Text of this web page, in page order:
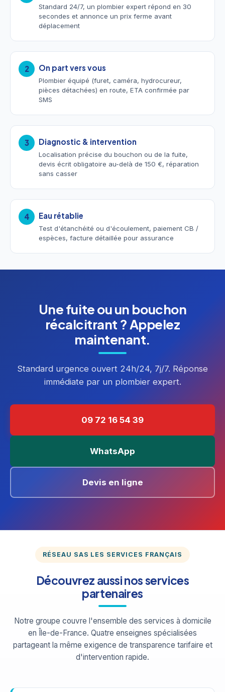
Standard 24/7, un plombier expert répond en 30
secondes et annonce un prix ferme avant
déplacement
2 On part vers vous
Plombier équipé (furet, caméra, hydrocureur,
pièces détachées) en route, ETA confirmée par
SMS
3 Diagnostic & intervention
Localisation précise du bouchon ou de la fuite,
devis écrit obligatoire au-delà de 150 €, réparation
sans casser
4 Eau rétablie
Test d'étanchéité ou d'écoulement, paiement CB /
espèces, facture détaillée pour assurance
Une fuite ou un bouchon
récalcitrant ? Appelez
maintenant.
Standard urgence ouvert 24h/24, 7j/7. Réponse
immédiate par un plombier expert.
09 72 16 54 39
WhatsApp
Devis en ligne
RÉSEAU SAS LES SERVICES FRANÇAIS
Découvrez aussi nos services
partenaires
Notre groupe couvre l'ensemble des services à domicile
en Île-de-France. Quatre enseignes spécialisées
partageant la même exigence de transparence tarifaire et
d'intervention rapide.